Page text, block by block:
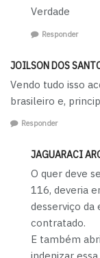
Verdade
Responder
JOILSON DOS
Vendo tudo isso
brasileiro e,
Responder
JAGUARACI
O quer deve
116, deveria
desserviço
contratado.
E também